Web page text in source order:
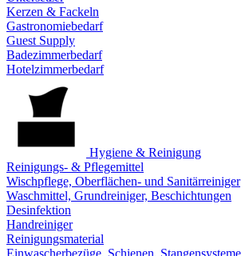
Kerzen & Fackeln
Gastronomiebedarf
Guest Supply
Badezimmerbedarf
Hotelzimmerbedarf
Hygiene & Reinigung
Reinigungs- & Pflegemittel
Wischpflege, Oberflächen- und Sanitärreiniger
Waschmittel, Grundreiniger, Beschichtungen
Desinfektion
Handreiniger
Reinigungsmaterial